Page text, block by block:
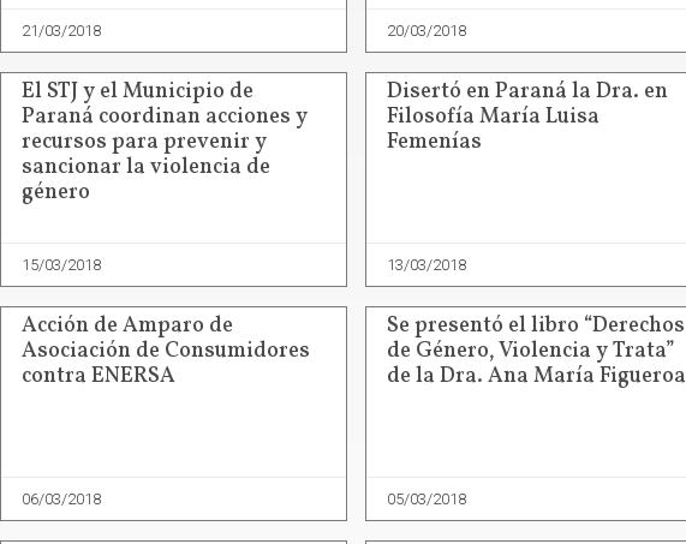
21/03/2018 20/03/2018
El STJ y el Municipio de
Paraná coordinan acciones y
recursos para prevenir y
sancionar la violencia de
género
15/03/2018
Disertó en Paraná la Dra. en
Filosofía María Luisa
Femenías
13/03/2018
Acción de Amparo de
Asociación de Consumidores
contra ENERSA
06/03/2018
Se presentó el libro “Derechos
de Género, Violencia y Trata”
de la Dra. Ana María Figueroa
05/03/2018